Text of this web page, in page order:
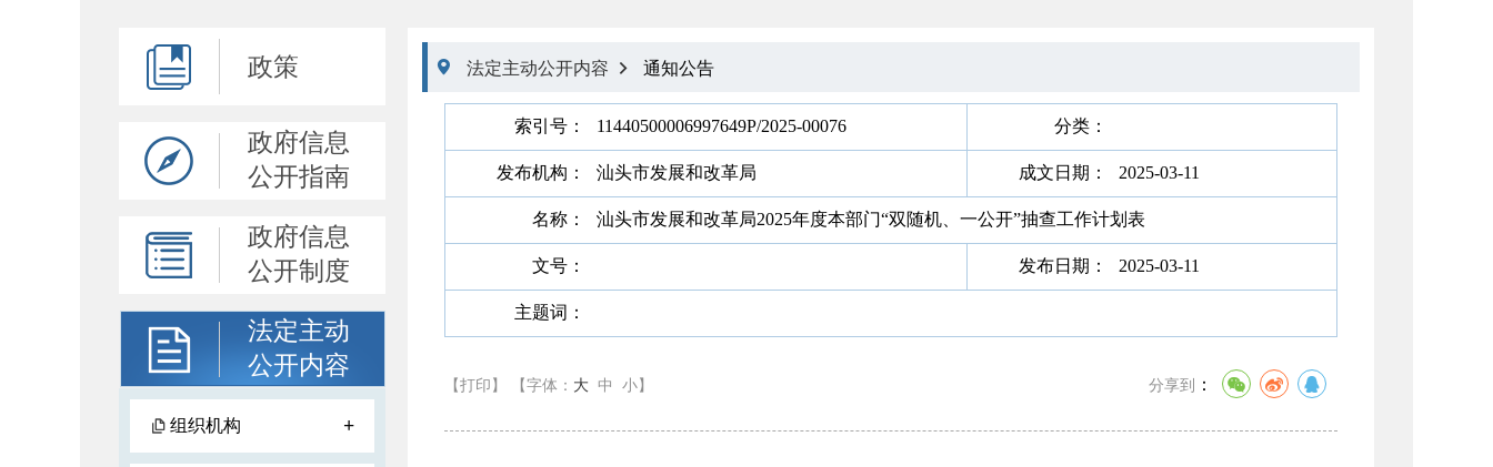
政策
政府信息
公开指南
政府信息
公开制度
法定主动
公开内容
组织机构 +
 法定主动公开内容  通知公告
索引号： 11440500006997649P/2025-00076 分类：
发布机构： 汕头市发展和改革局 成文日期： 2025-03-11
名称： 汕头市发展和改革局2025年度本部门“双随机、一公开”抽查工作计划表
文号： 发布日期： 2025-03-11
主题词：
【打印】 【字体： 大 中 小 】 分享到 ：